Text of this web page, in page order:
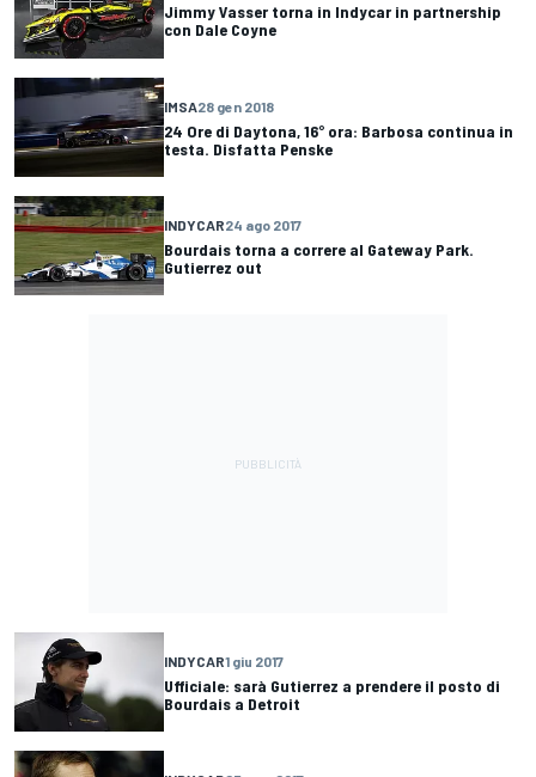
Jimmy Vasser torna in Indycar in partnership
con Dale Coyne
IMSA28 gen 2018
24 Ore di Daytona, 16° ora: Barbosa continua in
testa. Disfatta Penske
INDYCAR24 ago 2017
Bourdais torna a correre al Gateway Park.
Gutierrez out
INDYCAR1 giu 2017
Ufficiale: sarà Gutierrez a prendere il posto di
Bourdais a Detroit